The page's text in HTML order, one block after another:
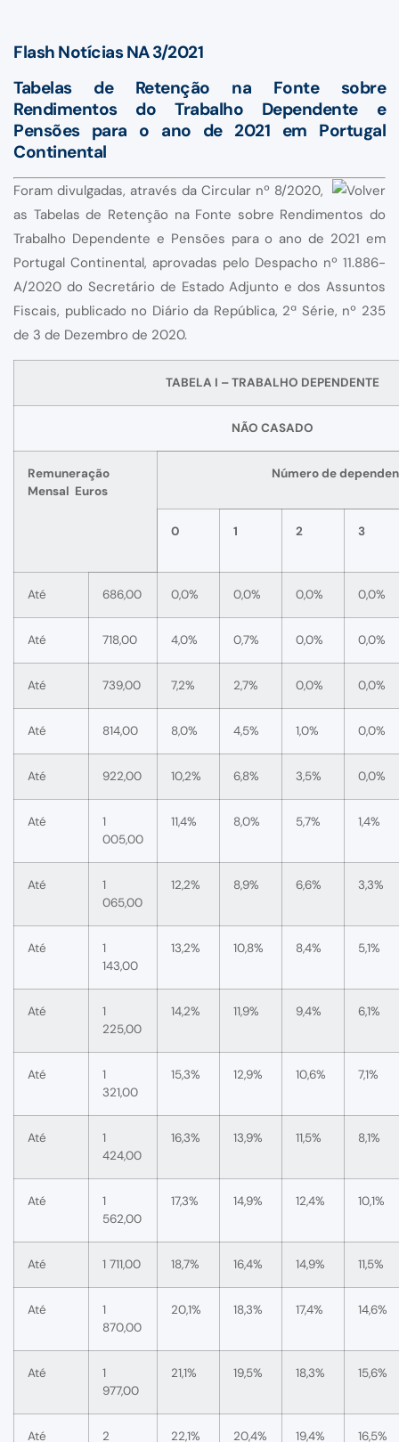
Flash Notícias NA 3/2021
Tabelas de Retenção na Fonte sobre
Rendimentos do Trabalho Dependente e
Pensões para o ano de 2021 em Portugal
Continental
Foram divulgadas, através da Circular nº 8/2020,
as Tabelas de Retenção na Fonte sobre Rendimentos do
Trabalho Dependente e Pensões para o ano de 2021 em
Portugal Continental, aprovadas pelo Despacho nº 11.886-
A/2020 do Secretário de Estado Adjunto e dos Assuntos
Fiscais, publicado no Diário da República, 2ª Série, nº 235
de 3 de Dezembro de 2020.
TABELA I – TRABALHO DEPENDENTE
NÃO CASADO
Remuneração
Mensal Euros
Número de
0 1 2 3
Até 686,00 0,0% 0,0% 0,0% 0,0%
Até 718,00 4,0% 0,7% 0,0% 0,0%
Até 739,00 7,2% 2,7% 0,0% 0,0%
Até 814,00 8,0% 4,5% 1,0% 0,0%
Até 922,00 10,2% 6,8% 3,5% 0,0%
Até
1
005,00
11,4% 8,0% 5,7% 1,4%
Até
1
065,00
12,2% 8,9% 6,6% 3,3%
Até
1
143,00
13,2% 10,8% 8,4% 5,1%
Até
1
225,00
14,2% 11,9% 9,4% 6,1%
Até
1
321,00
15,3% 12,9% 10,6% 7,1%
Até
1
424,00
16,3% 13,9% 11,5% 8,1%
Até
1
562,00
17,3% 14,9% 12,4% 10,1%
Até 1 711,00 18,7% 16,4% 14,9% 11,5%
Até
1
870,00
20,1% 18,3% 17,4% 14,6%
Até
1
977,00
21,1% 19,5% 18,3% 15,6%
Até 2 22,1% 20,4% 19,4% 16,5%